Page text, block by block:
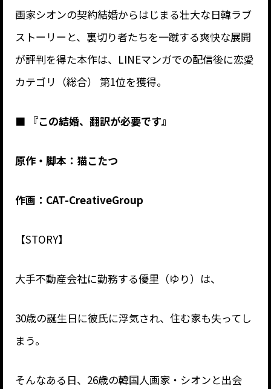
画家シオンの契約結婚からはじまる壮大な日韓ラブ
ストーリーと、裏切り者たちを一蹴する爽快な展開
が評判を得た本作は、LINEマンガでの配信後に恋愛
カテゴリ（総合） 第1位を獲得。
■ 『この結婚、翻訳が必要です』
原作・脚本：猫こたつ
作画：CAT-CreativeGroup
【STORY】
大手不動産会社に勤務する優里（ゆり）は、
30歳の誕生日に彼氏に浮気され、住む家も失ってし
まう。
そんなある日、26歳の韓国人画家・シオンと出会